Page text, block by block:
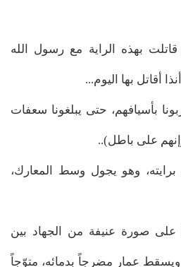
بهذه الراية مع رسول الله
أقاتل بها اليوم...
بأسيافهم، حتى يبلغونا سعفات
على باطل)..
وهو يجول وسط المعارك،
صورة عنيفة من الجهاد بين
عمار مضرجاً بدمائه، متوّجاً